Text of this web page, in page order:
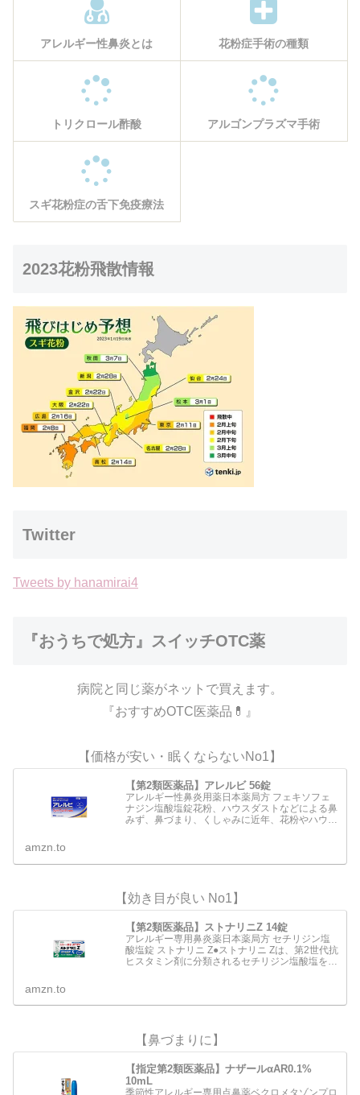
アレルギー性鼻炎とは 花粉症手術の種類
トリクロール酢酸 アルゴンプラズマ手術
スギ花粉症の舌下免疫療法
2023花粉飛散情報
Twitter
Tweets by hanamirai4
『おうちで処方』スイッチOTC薬
病院と同じ薬がネットで買えます。
『おすすめOTC医薬品💊』
【価格が安い・眠くならないNo1】
【第2類医薬品】アレルビ 56錠
アレルギー性鼻炎用薬日本薬局方 フェキソフェ
ナジン塩酸塩錠花粉、ハウスダストなどによる鼻
みず、鼻づまり、くしゃみに近年、花粉やハウス
amzn.to
【効き目が良い No1】
【第2類医薬品】ストナリニZ 14錠
アレルギー専用鼻炎薬日本薬局方 セチリジン塩
酸塩錠 ストナリニ Z●ストナリニ Zは、第2世代抗
ヒスタミン剤に分類されるセチリジン塩酸塩を配
amzn.to
【鼻づまりに】
【指定第2類医薬品】ナザールαAR0.1%
10mL
季節性アレルギー専用点鼻薬ベクロメタゾンプロ